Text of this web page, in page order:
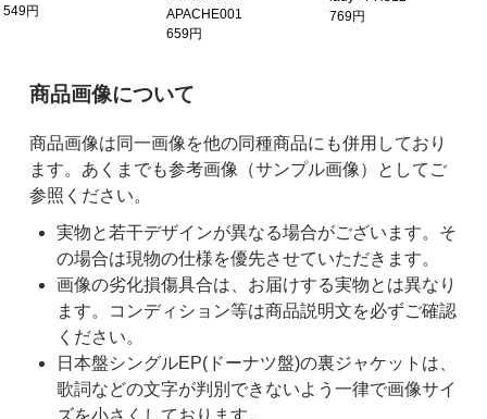
549円
APACHE001
659円
769円
ご購入前の注意事項
商品画像について
商品画像は同一画像を他の同種商品にも併用しており
ます。あくまでも参考画像（サンプル画像）としてご
参照ください。
実物と若干デザインが異なる場合がございます。そ
の場合は現物の仕様を優先させていただきます。
画像の劣化損傷具合は、お届けする実物とは異なり
ます。コンディション等は商品説明文を必ずご確認
ください。
日本盤シングルEP(ドーナツ盤)の裏ジャケットは、
歌詞などの文字が判別できないよう一律で画像サイ
ズを小さくしております。